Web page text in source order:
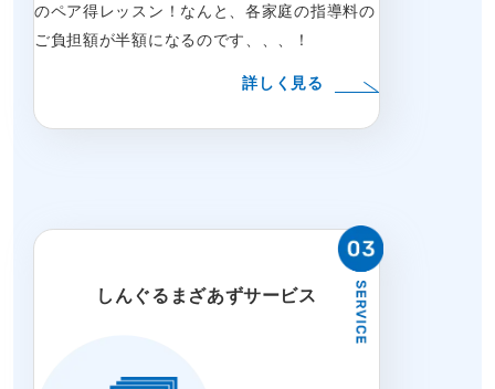
のペア得レッスン！なんと、各家庭の指導料の
ご負担額が半額になるのです、、、！
詳しく見る
しんぐるまざあずサービス